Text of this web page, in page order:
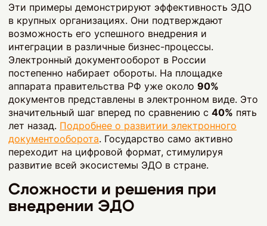
Эти примеры демонстрируют эффективность ЭДО
в крупных организациях. Они подтверждают
возможность его успешного внедрения и
интеграции в различные бизнес-процессы.
Электронный документооборот в России
постепенно набирает обороты. На площадке
аппарата правительства РФ уже около 90%
документов представлены в электронном виде. Это
значительный шаг вперед по сравнению с 40% пять
лет назад. Подробнее о развитии электронного
документооборота. Государство само активно
переходит на цифровой формат, стимулируя
развитие всей экосистемы ЭДО в стране.
Сложности и решения при
внедрении ЭДО